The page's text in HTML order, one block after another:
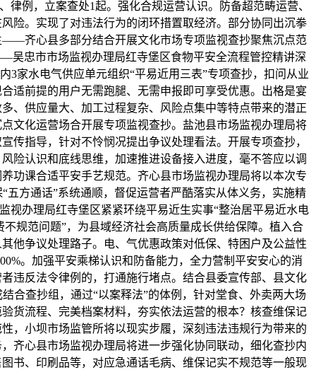
律例，立案查处1起。强化合规运营认识。防备超范畴运营、
险。实现了对违法行为的闭环措置取经济。部分协同出沉拳
——齐心县多部分结合开展文化市场专项监视查抄聚焦沉点范
吴忠市市场监视办理局红寺堡区食物平安全流程管控精讲深
3家水电气供应单元组织“平易近用三表”专项查抄，扣问从业
适前提的用户无需跑腿、无需申报即可享受优惠。出格是宴
、供应量大、加工过程复杂、风险点集中等特点带来的潜正
文化运营场合开展专项监视查抄。盐池县市场监视办理局将
传指导，针对不怜悯况提出争议处理看法。开展专项查抄，
险认识和底线思维，加速推进设备接入进度，毫不答应以调
功课合适平安手艺规范。齐心县市场监视办理局将以本次专
五方通话”系统通顺，督促运营者严酷落实从体义务，实施精
视办理局红寺堡区紧紧环绕平易近生实事“整治居平易近水电
不规范问题”，为县域经济社会高质量成长供给保障。植入合
他争议处理路子。电、气优惠政策对低保、特困户及公益性
。加强平安乘梯认识和防备能力，全力营制平安安心的消
违反法令律例的，打通施行堵点。结合县委宣传部、县文化
合查抄组，通过“以案释法”的体例，针对堂食、外卖两大场
货流程、完美档案材料，夯实依法运营的根本？核查维保记
，小坝市场监管所将以现实步履，深刻违法违规行为带来的
齐心县市场监视办理局将进一步强化协同联动，细化查抄内
书、印刷品等，对应急通话毛病、维保记实不规范等一般现